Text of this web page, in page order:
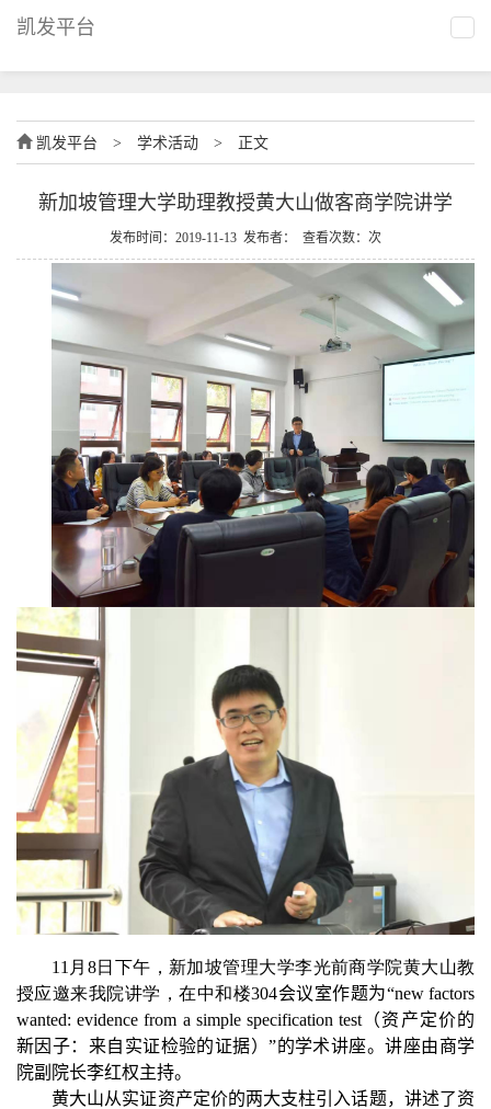
凯发平台
凯发平台 > 学术活动 > 正文
新加坡管理大学助理教授黄大山做客商学院讲学
发布时间：2019-11-13 发布者： 查看次数：次
11月8日下午，新加坡管理大学李光前商学院黄大山教
授应邀来我院讲学，在中和楼304会议室作题为“new factors
wanted: evidence from a simple specification test （资产定价的
新因子：来自实证检验的证据）”的学术讲座。讲座由商学
院副院长李红权主持。
黄大山从实证资产定价的两大支柱引入话题，讲述了资